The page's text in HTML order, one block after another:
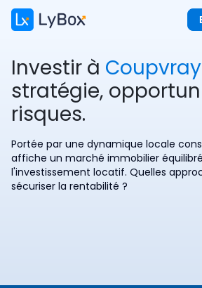
Investir à Coupvray
stratégie,
risques.
Portée par une dynamique locale
affiche un marché immobilier
l'investissement locatif. Quelles
sécuriser la rentabilité ?